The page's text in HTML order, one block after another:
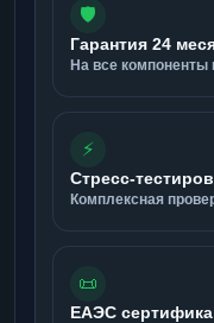
🛡️
Гарантия 24
На все компоненты
⚡
Стресс-
Комплексная
📜
ЕАЭС